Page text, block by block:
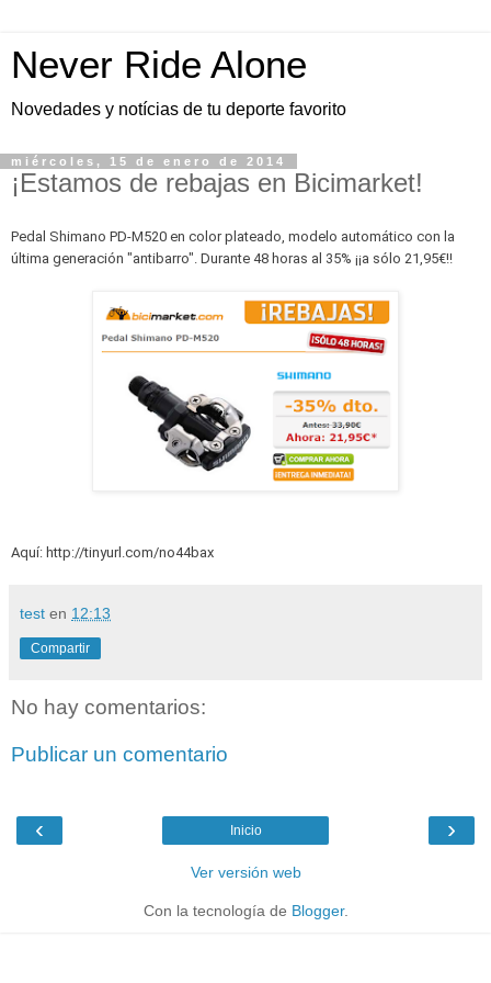
Never Ride Alone
Novedades y notícias de tu deporte favorito
miércoles, 15 de enero de 2014
¡Estamos de rebajas en Bicimarket!
Pedal Shimano PD-M520 en color plateado, modelo automático con la
última generación "antibarro". Durante 48 horas al 35% ¡¡a sólo 21,95€!!
Aquí: http://tinyurl.com/no44bax
test en 12:13
Compartir
No hay comentarios:
Publicar un comentario
‹ ›
Inicio
Ver versión web
Con la tecnología de Blogger.